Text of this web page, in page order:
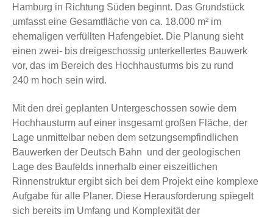
Hamburg in Richtung Süden beginnt. Das Grundstück
umfasst eine Gesamtfläche von ca. 18.000 m² im
ehemaligen verfüllten Hafengebiet. Die Planung sieht
einen zwei- bis dreigeschossig unterkellertes Bauwerk
vor, das im Bereich des Hochhausturms bis zu rund
240 m hoch sein wird.
Mit den drei geplanten Untergeschossen sowie dem
Hochhausturm auf einer insgesamt großen Fläche, der
Lage unmittelbar neben dem setzungsempfindlichen
Bauwerken der Deutsch Bahn und der geologischen
Lage des Baufelds innerhalb einer eiszeitlichen
Rinnenstruktur ergibt sich bei dem Projekt eine komplexe
Aufgabe für alle Planer. Diese Herausforderung spiegelt
sich bereits im Umfang und Komplexität der